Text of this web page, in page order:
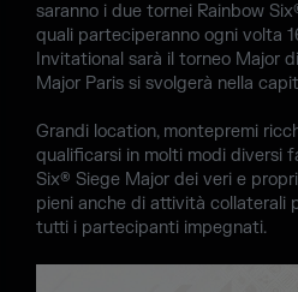
saranno i due tornei Rainbow
quali parteciperanno ogni volta
Invitational sarà il torneo Major
Major Paris si svolgerà nella
Grandi location, montepremi
qualificarsi in molti modi diversi
Six® Siege Major dei veri e
pieni anche di attività collaterali
tutti i partecipanti impegnati.